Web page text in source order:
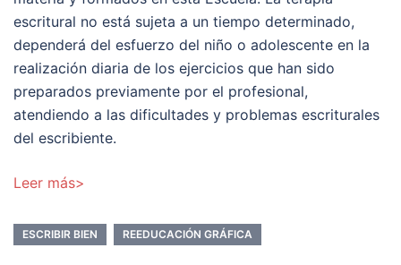
escritural no está sujeta a un tiempo determinado,
dependerá del esfuerzo del niño o adolescente en la
realización diaria de los ejercicios que han sido
preparados previamente por el profesional,
atendiendo a las dificultades y problemas escriturales
del escribiente.
Leer más>
ESCRIBIR BIEN REEDUCACIÓN GRÁFICA